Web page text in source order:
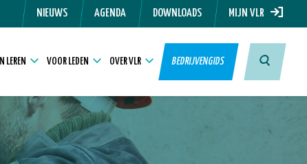
NIEUWS AGENDA DOWNLOADS MIJN VLR
LEREN VOOR LEDEN OVER VLR BEDRIJVENGIDS